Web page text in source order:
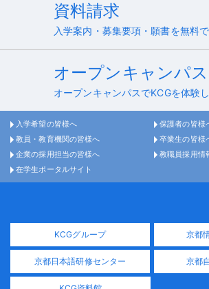
資料請求
入学案内・募集要項・願書を無料
オープンキャンパス
オープンキャンパスでKCGを体験
入学希望の皆様へ
保護者の皆様
教員・教育機関の皆様へ
卒業生の皆様
企業の採用担当の皆様へ
教職員採用情
在学生ポータルサイト
KCGグループ 京都
京都日本語研修センター 京都